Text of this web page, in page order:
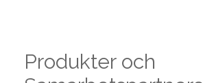
Produkter och